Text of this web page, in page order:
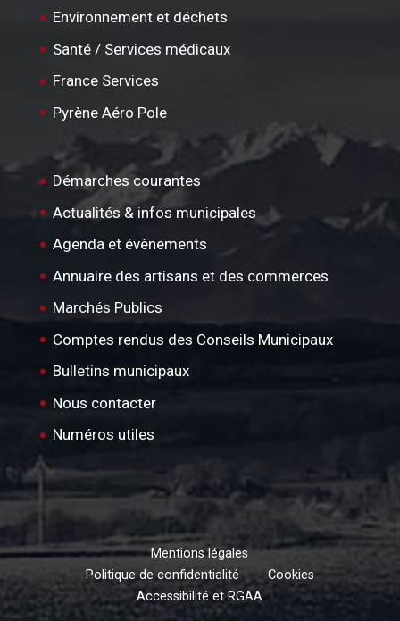
Environnement et déchets
Santé / Services médicaux
France Services
Pyrène Aéro Pole
Démarches courantes
Actualités & infos municipales
Agenda et évènements
Annuaire des artisans et des commerces
Marchés Publics
Comptes rendus des Conseils Municipaux
Bulletins municipaux
Nous contacter
Numéros utiles
Mentions légales
Politique de confidentialité
Cookies
Accessibilité et RGAA